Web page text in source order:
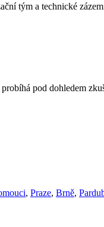
tým a technické
pod dohledem
, Praze, Brně,